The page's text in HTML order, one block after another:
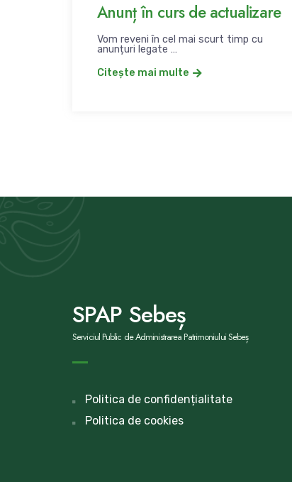
Anunț în curs de actualizare
Vom reveni în cel mai scurt timp cu
anunțuri legate …
Citește mai multe
SPAP Sebeș
Serviciul Public de Administrarea Patrimoniului Sebeș
Politica de confidențialitate
Politica de cookies